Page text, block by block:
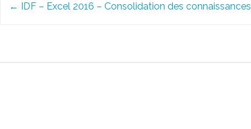
← IDF – Excel 2016 – Consolidation des connaissances